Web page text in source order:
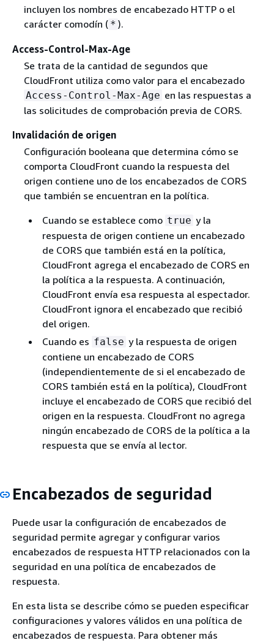
incluyen los nombres de encabezado HTTP o el
carácter comodín ( * ).
Access-Control-Max-Age
Se trata de la cantidad de segundos que
CloudFront utiliza como valor para el encabezado
Access-Control-Max-Age en las respuestas a
las solicitudes de comprobación previa de CORS.
Invalidación de origen
Configuración booleana que determina cómo se
comporta CloudFront cuando la respuesta del
origen contiene uno de los encabezados de CORS
que también se encuentran en la política.
Cuando se establece como true y la
respuesta de origen contiene un encabezado
de CORS que también está en la política,
CloudFront agrega el encabezado de CORS en
la política a la respuesta. A continuación,
CloudFront envía esa respuesta al espectador.
CloudFront ignora el encabezado que recibió
del origen.
Cuando es false y la respuesta de origen
contiene un encabezado de CORS
(independientemente de si el encabezado de
CORS también está en la política), CloudFront
incluye el encabezado de CORS que recibió del
origen en la respuesta. CloudFront no agrega
ningún encabezado de CORS de la política a la
respuesta que se envía al lector.
Encabezados de seguridad
Puede usar la configuración de encabezados de
seguridad permite agregar y configurar varios
encabezados de respuesta HTTP relacionados con la
seguridad en una política de encabezados de
respuesta.
En esta lista se describe cómo se pueden especificar
configuraciones y valores válidos en una política de
encabezados de respuesta. Para obtener más